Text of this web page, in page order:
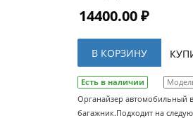
14400.00 ₽
В КОРЗИНУ
Есть в наличии
Органайзер автомобильный в
багажник.Подходит на